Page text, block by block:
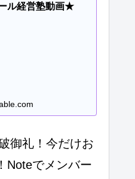
ル経営塾動画★
御礼！今だけお
Noteでメンバー